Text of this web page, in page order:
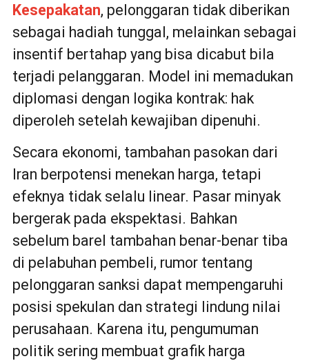
Kesepakatan, pelonggaran tidak diberikan
sebagai hadiah tunggal, melainkan sebagai
insentif bertahap yang bisa dicabut bila
terjadi pelanggaran. Model ini memadukan
diplomasi dengan logika kontrak: hak
diperoleh setelah kewajiban dipenuhi.
Secara ekonomi, tambahan pasokan dari
Iran berpotensi menekan harga, tetapi
efeknya tidak selalu linear. Pasar minyak
bergerak pada ekspektasi. Bahkan
sebelum barel tambahan benar-benar tiba
di pelabuhan pembeli, rumor tentang
pelonggaran sanksi dapat mempengaruhi
posisi spekulan dan strategi lindung nilai
perusahaan. Karena itu, pengumuman
politik sering membuat grafik harga